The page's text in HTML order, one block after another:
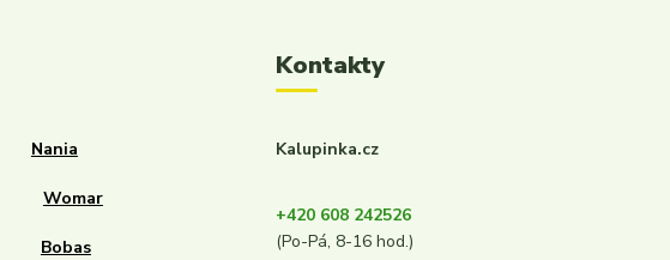
Nania
Womar
Bobas
Kontakty
Kalupinka.cz
+420 608 242526
(Po-Pá, 8-16 hod.)